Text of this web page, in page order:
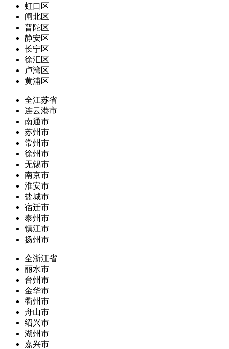
虹口区
闸北区
普陀区
静安区
长宁区
徐汇区
卢湾区
黄浦区
全江苏省
连云港市
南通市
苏州市
常州市
徐州市
无锡市
南京市
淮安市
盐城市
宿迁市
泰州市
镇江市
扬州市
全浙江省
丽水市
台州市
金华市
衢州市
舟山市
绍兴市
湖州市
嘉兴市